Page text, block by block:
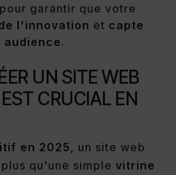
garantir que votre
l'innovation et capte
.
UN SITE WEB
CRUCIAL EN
en 2025, un site web
qu'une simple vitrine